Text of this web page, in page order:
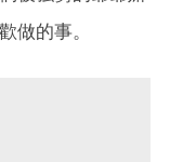
做的事。